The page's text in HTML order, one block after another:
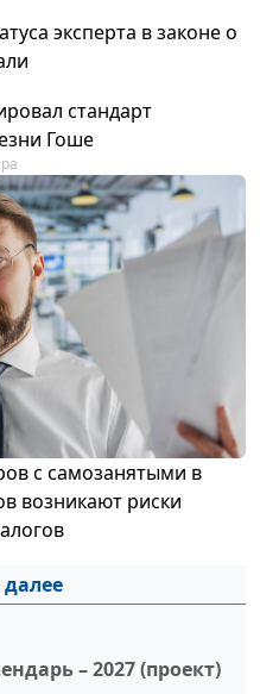
эксперта в законе о
стандарт
Гоше
с самозанятыми в
возникают риски
– 2027 (проект)